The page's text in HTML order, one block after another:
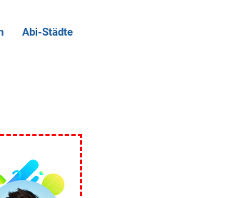
Abi-Städte